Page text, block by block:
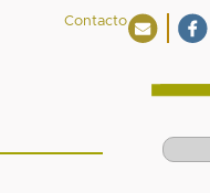
Contacto